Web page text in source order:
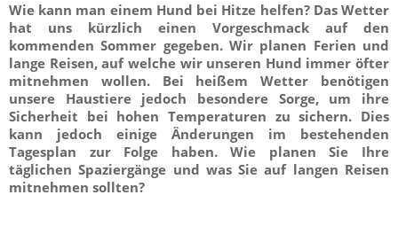
Wie kann man einem Hund bei Hitze helfen? Das Wetter
hat uns kürzlich einen Vorgeschmack auf den
kommenden Sommer gegeben. Wir planen Ferien und
lange Reisen, auf welche wir unseren Hund immer öfter
mitnehmen wollen. Bei heißem Wetter benötigen
unsere Haustiere jedoch besondere Sorge, um ihre
Sicherheit bei hohen Temperaturen zu sichern. Dies
kann jedoch einige Änderungen im bestehenden
Tagesplan zur Folge haben. Wie planen Sie Ihre
täglichen Spaziergänge und was Sie auf langen Reisen
mitnehmen sollten?